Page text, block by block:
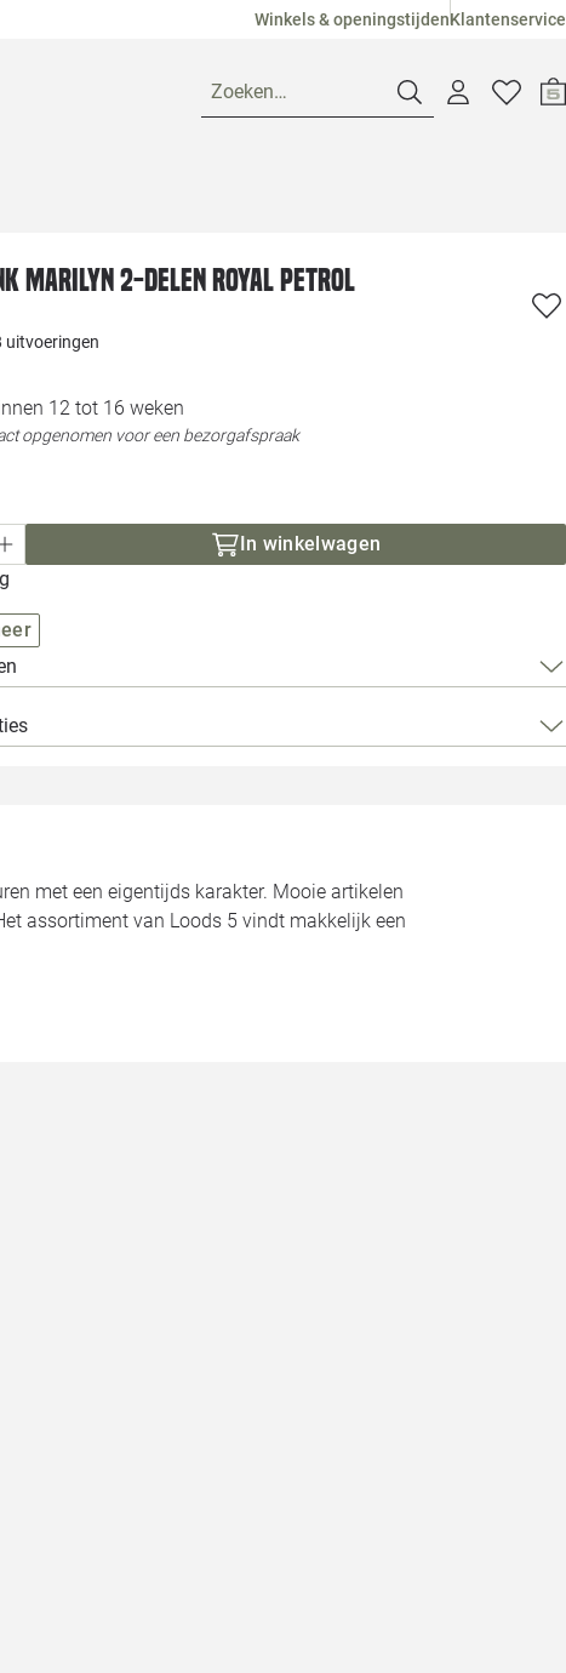
Winkels & openingstijdenKlantenservice
Zoeken…
Pagina suggesties
Loods 5
Alle
Marilyn 2-delen royal petrol
uitvoeringen
12 tot 16 weken
opgenomen voor een bezorgafspraak
In winkelwagen
met een eigentijds karakter. Mooie artikelen
assortiment van Loods 5 vindt makkelijk een